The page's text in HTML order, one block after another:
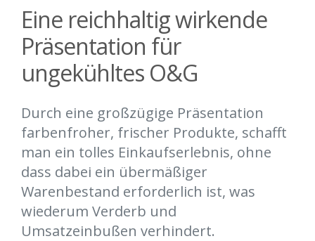
Eine reichhaltig wirkende
Präsentation für
ungekühltes O&G
Durch eine großzügige Präsentation
farbenfroher, frischer Produkte, schafft
man ein tolles Einkaufserlebnis, ohne
dass dabei ein übermäßiger
Warenbestand erforderlich ist, was
wiederum Verderb und
Umsatzeinbußen verhindert.